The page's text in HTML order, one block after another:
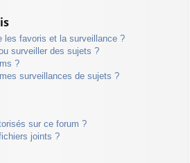
les favoris et la surveillance ?
surveiller des sujets ?
?
surveillances de sujets ?
sur ce forum ?
joints ?